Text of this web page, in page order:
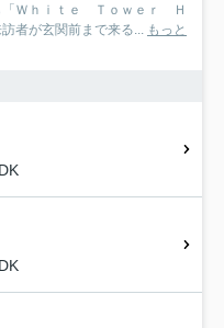
「Ｗｈｉｔｅ Ｔｏｗｅｒ Ｈ
者が玄関前まで来る... もっと